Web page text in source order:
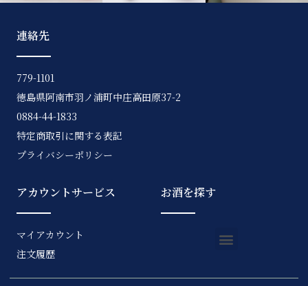
連絡先
779-1101
徳島県阿南市羽ノ浦町中庄高田原37-2
0884-44-1833
特定商取引に関する表記
プライバシーポリシー
アカウントサービス
マイアカウント
注文履歴
お酒を探す